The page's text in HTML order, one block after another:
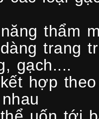
thẩm
trang
gạch....
hợp